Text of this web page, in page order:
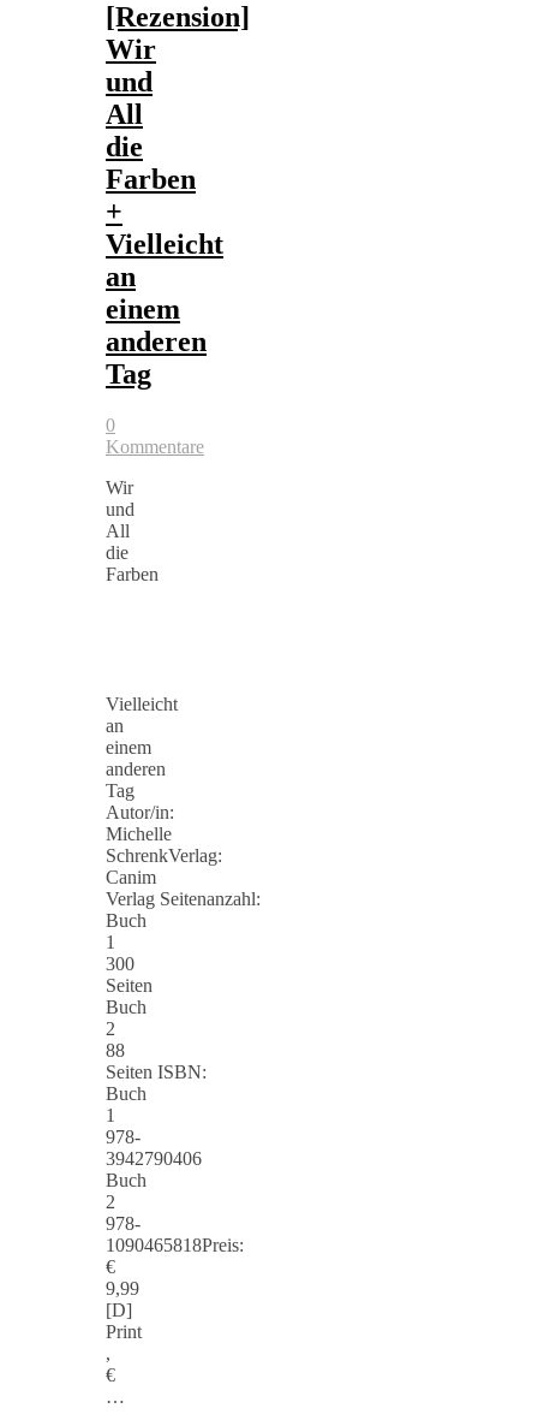
[Rezension]
Wir
und
All
die
Farben
+
Vielleicht
an
einem
anderen
Tag
0
Kommentare
Wir
und
All
die
Farben
Vielleicht
an
einem
anderen
Tag
Autor/in:
Michelle
SchrenkVerlag:
Canim
Verlag Seitenanzahl:
Buch
1
300
Seiten
Buch
2
88
Seiten ISBN:
Buch
1
978-
3942790406
Buch
2
978-
1090465818Preis:
€
9,99
[D]
Print
,
€
…